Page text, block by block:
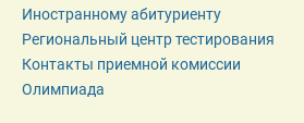
Иностранному абитуриенту
Региональный центр тестирования
Контакты приемной комиссии
Олимпиада